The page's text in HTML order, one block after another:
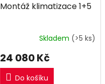
R
A
Montáž klimatizace 1+5
Skladem (>5 ks)
24 080 Kč
Do košíku